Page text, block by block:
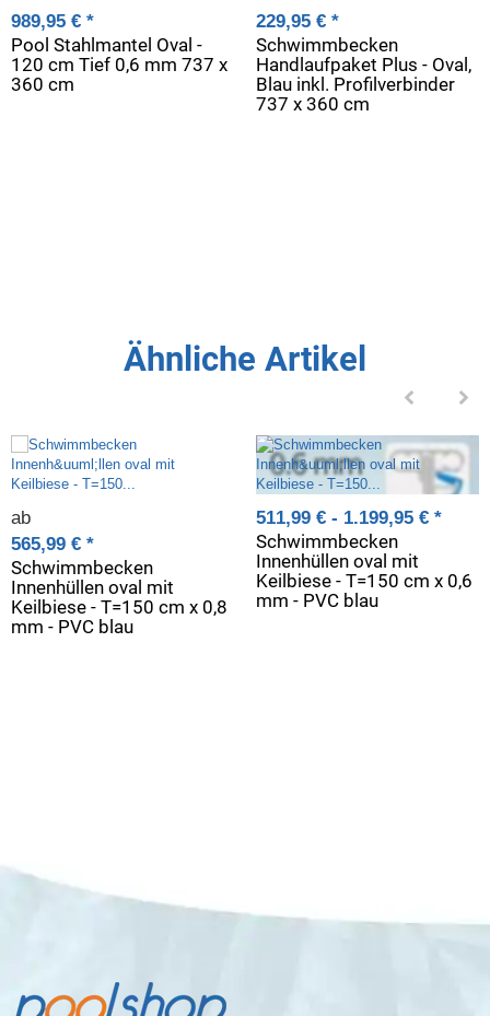
Pool Stahlmantel Oval -
120 cm Tief 0,6 mm 737 x
360 cm
989,95 € *
Schwimmbecken
Handlaufpaket Plus - Oval,
Blau inkl. Profilverbinder
737 x 360 cm
229,95 € *
Ähnliche Artikel
Schwimmbecken
Innenhüllen oval mit
Keilbiese - T=150 cm x 0,8
mm - PVC blau
ab
565,99 € *
Schwimmbecken
Innenhüllen oval mit
Keilbiese - T=150 cm x 0,6
mm - PVC blau
511,99 € - 1.199,95 € *